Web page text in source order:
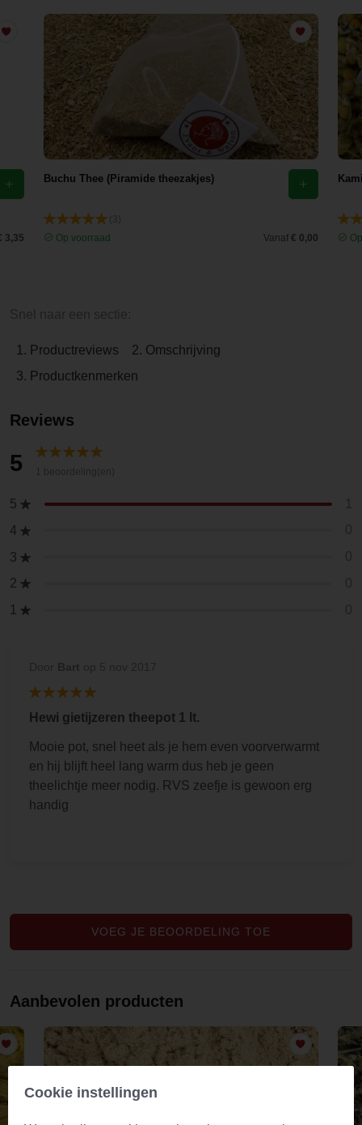
3,35
Buchu Thee (Piramide theezakjes)
Op voorraad
Vanaf € 0,00
1. Productreviews
2. Omschrijving
3. Productkenmerken
Reviews
5
5
4
3
2
1
Hewi gietijzeren theepot 1 lt.
Mooie pot, snel heet als je hem even voorverwarmt
en hij blijft heel lang warm dus heb je geen
theelichtje meer nodig. RVS zeefje is gewoon erg
handig
VOEG JE BEOORDELING TOE
Aanbevolen producten
Cookie instellingen